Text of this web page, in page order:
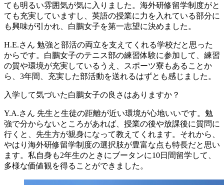
ても明るい雰囲気が気に入りました。海外研修留学制度がと
ても充実していますし、英語の授業に力を入れている部分に
も興味が引かれ、白鵬女子を第一志望に決めました。
H.E.さん 勉強と部活の両立を支えてくれる学校だと思った
からです。白鵬女子のテニス部の練習体験に参加して、練習
の質や環境が充実しているうえ、スポーツ寮もあることか
ら、3年間、充実した部活動を送れるはずとも感じました。
入学して気づいた白鵬女子の良さはありますか？
Y.A.さん 先生と生徒の距離が近い環境が心地いいです。勉
強で分からないところがあれば、授業の後や放課後に質問に
行くと、先生方が親身になって教えてくれます。それから、
やはり海外研修留学制度の選択肢が豊富な点も特長だと思い
ます。私自身も2年生のときにブータンに10日間留学して、
多様な価値観を得ることができました。